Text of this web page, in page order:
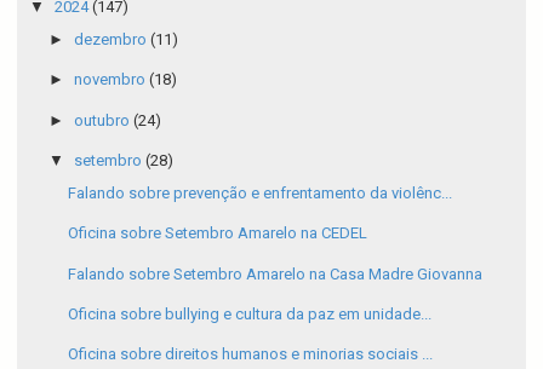
▼ 2024(147)
► dezembro (11)
► novembro (18)
► outubro (24)
▼ setembro (28)
Falando sobre prevenção e enfrentamento da violênc...
Oficina sobre Setembro Amarelo na CEDEL
Falando sobre Setembro Amarelo na Casa Madre Giovanna
Oficina sobre bullying e cultura da paz em unidade...
Oficina sobre direitos humanos e minorias sociais ...